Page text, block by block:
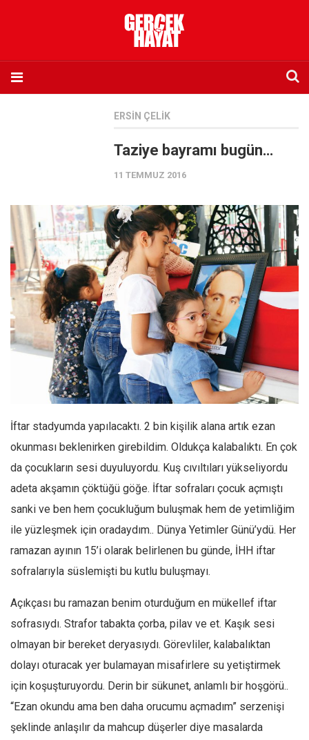
Abone olmak istiyorum
Satış noktası listesi
Eksik sayıların temini
Sosyal Medya
Twitter
Facebook
Instagram
YouTube
Editörden
Kemal Özer
Yvonne Ridley
Barış Tarımcıoğlu
Ömer Kayani
Yusuf Armağan
Hasanali Yıldırım
Selçuk Türkyılmaz
Mehmet Ali Tekin
Abir E. Nahas
Amina S. Jenenkovic
Bağdagül Öz
Esra Elönü
ERSIN ÇELIK
Taziye bayramı bugün…
11 TEMMUZ 2016
İftar stadyumda yapılacaktı. 2 bin kişilik alana artık ezan
okunması beklenirken girebildim. Oldukça kalabalıktı. En çok
da çocukların sesi duyuluyordu. Kuş cıvıltıları yükseliyordu
adeta akşamın çöktüğü göğe. İftar sofraları çocuk açmıştı
sanki ve ben hem çocukluğum buluşmak hem de yetimliğim
ile yüzleşmek için oradaydım.. Dünya Yetimler Günü’ydü. Her
ramazan ayının 15’i olarak belirlenen bu günde, İHH iftar
sofralarıyla süslemişti bu kutlu buluşmayı.
Açıkçası bu ramazan benim oturduğum en mükellef iftar
sofrasıydı. Strafor tabakta çorba, pilav ve et. Kaşık sesi
olmayan bir bereket deryasıydı. Görevliler, kalabalıktan
dolayı oturacak yer bulamayan misafirlere su yetiştirmek
için koşuşturuyordu. Derin bir sükunet, anlamlı bir hoşgörü..
“Ezan okundu ama ben daha orucumu açmadım” serzenişi
şeklinde anlaşılır da mahcup düşerler diye masalarda